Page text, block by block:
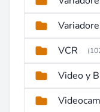
VCR
Video y